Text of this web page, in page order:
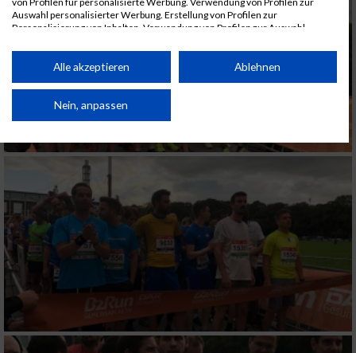
Auswahl personalisierter Werbung. Erstellung von Profilen zur
Personalisierung von Inhalten. Verwendung von Profilen zur Auswahl
Performance von Inhalten. Analyse von Zielgruppen durch Statistiken oder
Kombinationen von Daten aus verschiedenen Quellen. Entwicklung und
von Inhalten.
Daten können außerhalb der Europäischen Union weitergegeben und in die
Website/App.
Partnerliste anzeigen (1 IAB-Anbieter)
Wir nutzen Ihre Daten für folgende Zwecke:
IAB-Verarbeitungszwecke:
Speichern von oder Zugriff auf Informationen
auf einem Endgerät
Verwendung reduzierter Daten zur Auswahl
Erstellung von Profilen für personalisierte
Alle akzeptieren Ablehnen
Nein, anpassen